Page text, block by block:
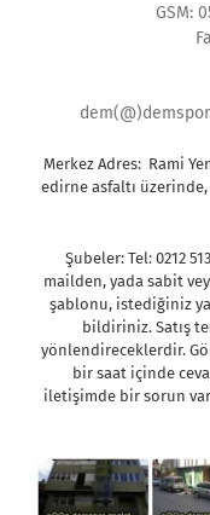
GSM:
Merkez Adres: Rami
edirne asfaltı üzerinde,
Şubeler: Tel: 0212
mailden, yada sabit
şablonu, istediğiniz
bildiriniz. Satış
yönlendireceklerdir.
bir saat içinde
iletişimde bir sorun